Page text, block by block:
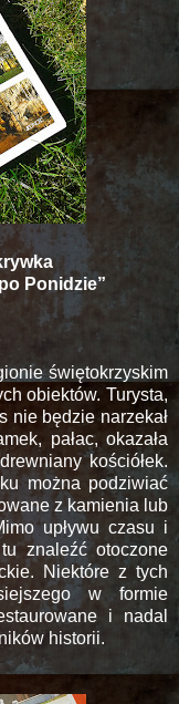
Ponidzie”
świętokrzyskim
obiektów. Turysta,
nie będzie narzekał
pałac, okazała
kościółek.
można podziwiać
z kamienia lub
upływu czasu i
znaleźć otoczone
Niektóre z tych
w formie
i nadal
historii.